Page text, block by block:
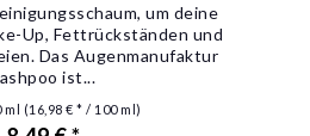
um deine
Up, Fettrückständen und
Das Augenmanufaktur
ist...
ml (16,98 € * / 100 ml)